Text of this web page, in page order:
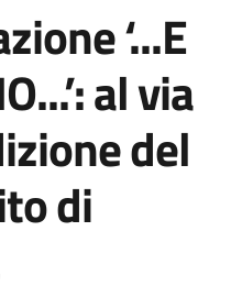
‘...E
al via
del
di